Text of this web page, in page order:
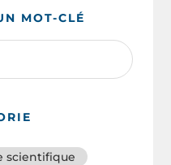
MOT-CLÉ
scientifique